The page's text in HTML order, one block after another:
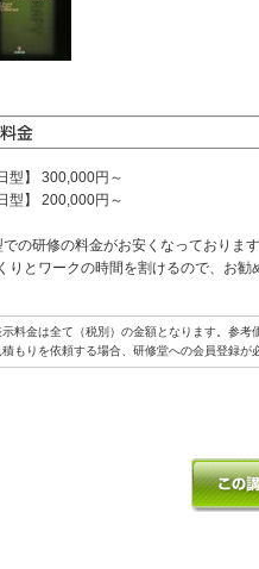
型】 300,000円～
型】 200,000円～
での研修の料金がお安くなっております
りとワークの時間を割けるので、お勧
料金は全て（税別）の金額となります。参考
もりを依頼する場合、研修堂への会員登録が